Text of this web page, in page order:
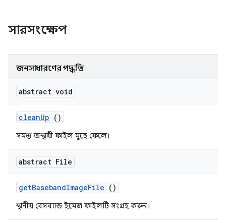
সারসংক্ষেপ
জনসাধারণের পদ্ধতি
abstract void
cleanUp ()
সমস্ত অস্থায়ী ফাইল মুছে ফেলে।
abstract File
getBasebandImageFile ()
স্থানীয় বেসব্যান্ড ইমেজ ফাইলটি সংগ্রহ করুন।